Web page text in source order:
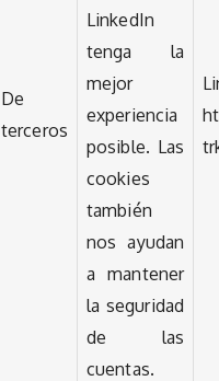
De
terceros
LinkedIn
tenga la
mejor
experiencia
posible. Las
cookies
también
nos ayudan
a mantener
la seguridad
de las
cuentas.